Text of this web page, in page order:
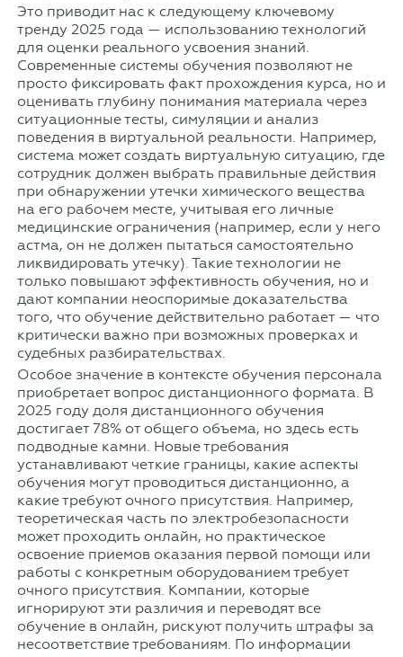
Это приводит нас к следующему ключевому
тренду 2025 года — использованию технологий
для оценки реального усвоения знаний.
Современные системы обучения позволяют не
просто фиксировать факт прохождения курса, но и
оценивать глубину понимания материала через
ситуационные тесты, симуляции и анализ
поведения в виртуальной реальности. Например,
система может создать виртуальную ситуацию, где
сотрудник должен выбрать правильные действия
при обнаружении утечки химического вещества
на его рабочем месте, учитывая его личные
медицинские ограничения (например, если у него
астма, он не должен пытаться самостоятельно
ликвидировать утечку). Такие технологии не
только повышают эффективность обучения, но и
дают компании неоспоримые доказательства
того, что обучение действительно работает — что
критически важно при возможных проверках и
судебных разбирательствах.
Особое значение в контексте обучения персонала
приобретает вопрос дистанционного формата. В
2025 году доля дистанционного обучения
достигает 78% от общего объема, но здесь есть
подводные камни. Новые требования
устанавливают четкие границы, какие аспекты
обучения могут проводиться дистанционно, а
какие требуют очного присутствия. Например,
теоретическая часть по электробезопасности
может проходить онлайн, но практическое
освоение приемов оказания первой помощи или
работы с конкретным оборудованием требует
очного присутствия. Компании, которые
игнорируют эти различия и переводят все
обучение в онлайн, рискуют получить штрафы за
несоответствие требованиям. По информации